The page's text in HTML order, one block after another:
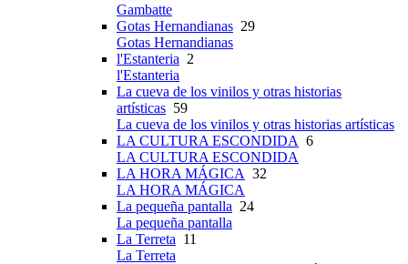
Gambatte
Gotas Hernandianas 29
Gotas Hernandianas
l'Estanteria 2
l'Estanteria
La cueva de los vinilos y otras historias
artísticas 59
La cueva de los vinilos y otras historias artísticas
LA CULTURA ESCONDIDA 6
LA CULTURA ESCONDIDA
LA HORA MÁGICA 32
LA HORA MÁGICA
La pequeña pantalla 24
La pequeña pantalla
La Terreta 11
La Terreta